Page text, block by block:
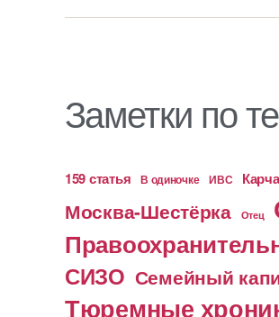
Заметки по
159 статья В одиночке ИВС
Москва-Шестёрка Отец
СИЗО Семейный
Тюремные